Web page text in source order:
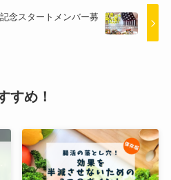
念スタートメンバー募
すめ！